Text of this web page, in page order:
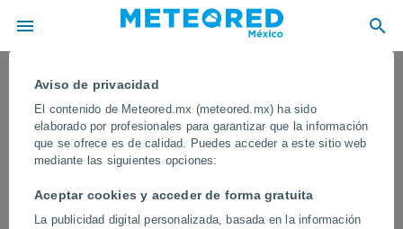
Aviso de privacidad
El contenido de Meteored.mx (meteored.mx) ha sido
elaborado por profesionales para garantizar que la información
que se ofrece es de calidad. Puedes acceder a este sitio web
mediante las siguientes opciones:
Aceptar cookies y acceder de forma gratuita
La publicidad digital personalizada, basada en la información